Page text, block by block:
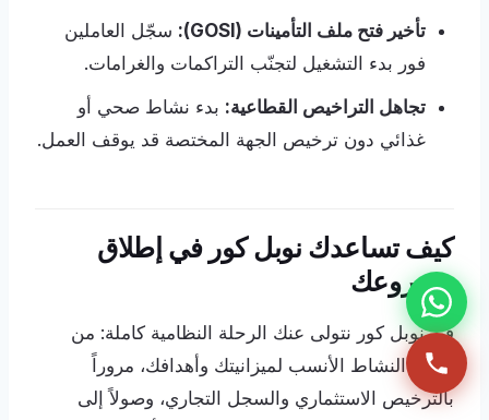
تأخير فتح ملف التأمينات (GOSI):
سجّل العاملين
فور بدء التشغيل لتجنّب التراكمات والغرامات.
تجاهل التراخيص القطاعية: بدء نشاط صحي أو
غذائي دون ترخيص الجهة المختصة قد يوقف العمل.
كيف تساعدك نوبل كور في إطلاق
مشروعك
في نوبل كور نتولى عنك الرحلة النظامية كاملة: من
اختيار النشاط الأنسب لميزانيتك وأهدافك، مروراً
بالترخيص الاستثماري والسجل التجاري، وصولاً إلى